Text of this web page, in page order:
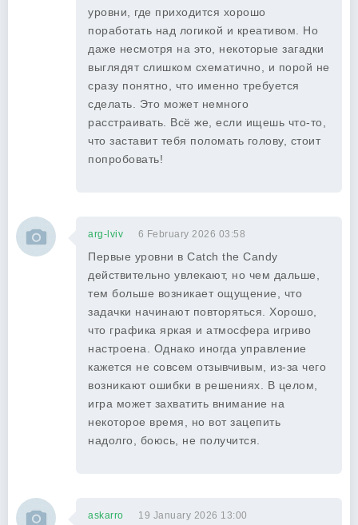
уровни, где приходится хорошо
поработать над логикой и креативом. Но
даже несмотря на это, некоторые загадки
выглядят слишком схематично, и порой не
сразу понятно, что именно требуется
сделать. Это может немного
расстраивать. Всё же, если ищешь что-то,
что заставит тебя поломать голову, стоит
попробовать!
arg-lviv 6 February 2026 03:58
Первые уровни в Catch the Candy
действительно увлекают, но чем дальше,
тем больше возникает ощущение, что
задачки начинают повторяться. Хорошо,
что графика яркая и атмосфера игриво
настроена. Однако иногда управление
кажется не совсем отзывчивым, из-за чего
возникают ошибки в решениях. В целом,
игра может захватить внимание на
некоторое время, но вот зацепить
надолго, боюсь, не получится.
askarro 19 January 2026 13:00